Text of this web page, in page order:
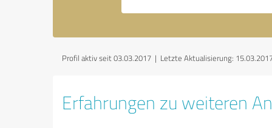
Profil aktiv seit 03.03.2017 | Letzte Aktualisierung:
Erfahrungen zu weiteren